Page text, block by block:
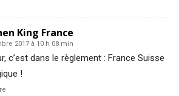
King France
2017 à 10 h 08 min
c’est dans le règlement : France Suisse
!